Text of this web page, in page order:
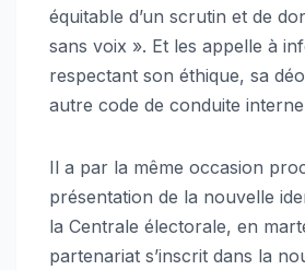
équitable d’un scrutin et de
sans voix ». Et les appelle à
respectant son éthique, sa
autre code de conduite
Il a par la même occasion
présentation de la nouvelle
la Centrale électorale, en
partenariat s’inscrit dans la